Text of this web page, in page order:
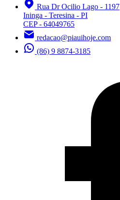
Rua Dr Ocilio Lago - 1197
Ininga - Teresina - PI
CEP - 64049765
redacao@piauihoje.com
(86) 9 8874-3185